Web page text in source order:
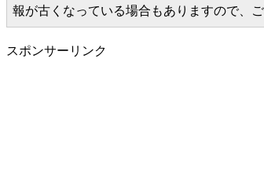
報が古くなっている場合もありますので、ご
スポンサーリンク